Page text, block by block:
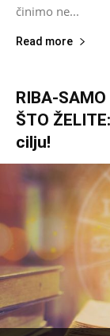
činimo ne...
Read more
RIBA-SAMO
ŠTO
cilju!